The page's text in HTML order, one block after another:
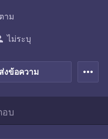
าม
ส่งข้อความ
ไม่ระบุ
more_horiz
อบ